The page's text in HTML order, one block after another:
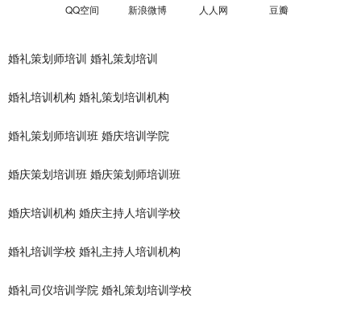
QQ空间 新浪微博 人人网 豆瓣
婚礼策划师培训 婚礼策划培训
婚礼培训机构 婚礼策划培训机构
婚礼策划师培训班 婚庆培训学院
婚庆策划培训班 婚庆策划师培训班
婚庆培训机构 婚庆主持人培训学校
婚礼培训学校 婚礼主持人培训机构
婚礼司仪培训学院 婚礼策划培训学校